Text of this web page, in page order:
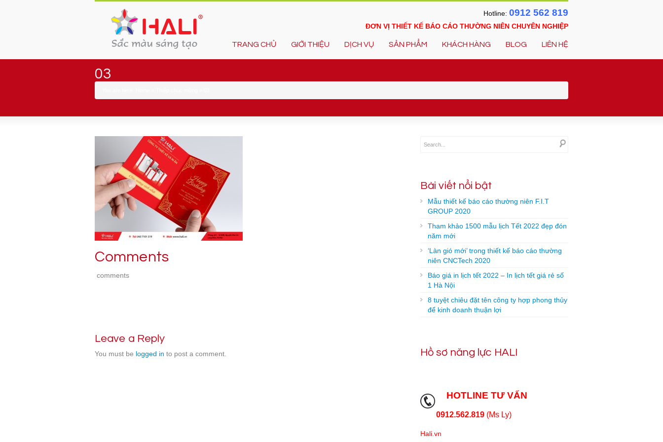
Hotline: 0912 562 819
ĐƠN VỊ THIẾT KẾ BÁO CÁO THƯỜNG NIÊN CHUYÊN NGHIỆP
TRANG CHỦ GIỚI THIỆU DỊCH VỤ SẢN PHẨM KHÁCH HÀNG BLOG LIÊN HỆ
03
Comments
comments
Leave a Reply
You must be logged in to post a comment.
Bài viết nổi bật
Mẫu thiết kế báo cáo thường niên F.I.T
GROUP 2020
Tham khảo 1500 mẫu lịch Tết 2022 đẹp đón
năm mới
‘Làn gió mới’ trong thiết kế báo cáo thường
niên CNCTech 2020
Báo giá in lịch tết 2022 – In lịch tết giá rẻ số
1 Hà Nội
8 tuyệt chiêu đặt tên công ty hợp phong thủy
để kinh doanh thuận lợi
Hồ sơ năng lực HALI
HOTLINE TƯ VẤN
0912.562.819 (Ms Ly)
Hali.vn